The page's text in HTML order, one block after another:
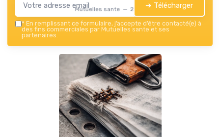
Mutuelles sante — 2026 ➔ Télécharger
* En remplissant ce formulaire, j’accepte d’être contacté(e) à
des fins commerciales par Mutuelles sante et ses
partenaires.